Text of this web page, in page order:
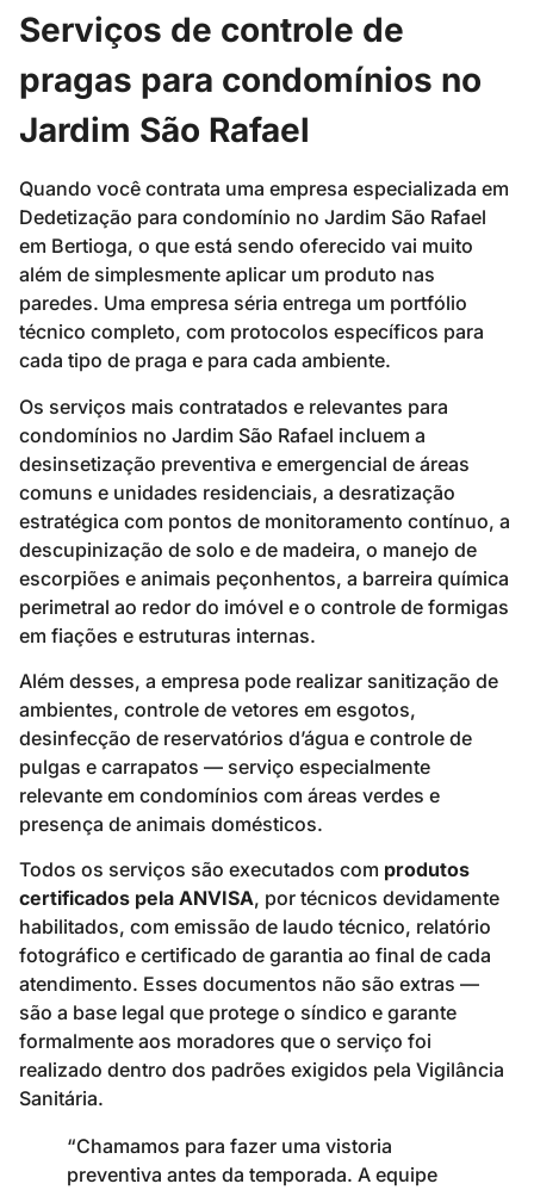
Serviços de controle de
pragas para condomínios no
Jardim São Rafael
Quando você contrata uma empresa especializada em
Dedetização para condomínio no Jardim São Rafael
em Bertioga, o que está sendo oferecido vai muito
além de simplesmente aplicar um produto nas
paredes. Uma empresa séria entrega um portfólio
técnico completo, com protocolos específicos para
cada tipo de praga e para cada ambiente.
Os serviços mais contratados e relevantes para
condomínios no Jardim São Rafael incluem a
desinsetização preventiva e emergencial de áreas
comuns e unidades residenciais, a desratização
estratégica com pontos de monitoramento contínuo, a
descupinização de solo e de madeira, o manejo de
escorpiões e animais peçonhentos, a barreira química
perimetral ao redor do imóvel e o controle de formigas
em fiações e estruturas internas.
Além desses, a empresa pode realizar sanitização de
ambientes, controle de vetores em esgotos,
desinfecção de reservatórios d’água e controle de
pulgas e carrapatos — serviço especialmente
relevante em condomínios com áreas verdes e
presença de animais domésticos.
Todos os serviços são executados com produtos
certificados pela ANVISA, por técnicos devidamente
habilitados, com emissão de laudo técnico, relatório
fotográfico e certificado de garantia ao final de cada
atendimento. Esses documentos não são extras —
são a base legal que protege o síndico e garante
formalmente aos moradores que o serviço foi
realizado dentro dos padrões exigidos pela Vigilância
Sanitária.
“Chamamos para fazer uma vistoria
preventiva antes da temporada. A equipe